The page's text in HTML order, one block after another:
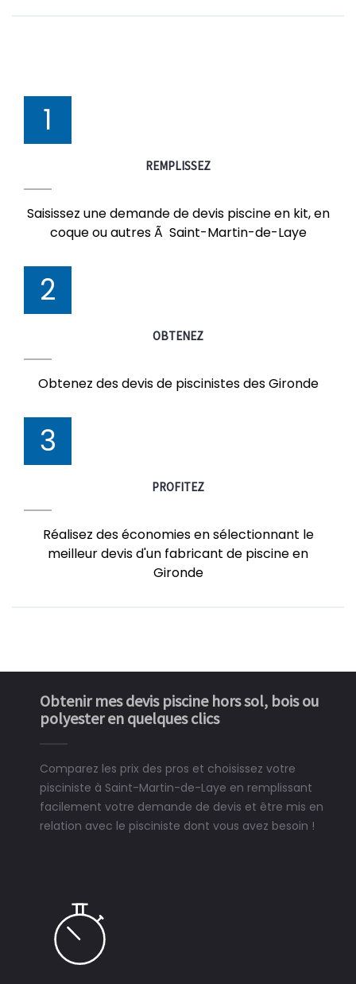
1
REMPLISSEZ
Saisissez une demande de devis piscine en kit, en
coque ou autres Ã Saint-Martin-de-Laye
2
OBTENEZ
Obtenez des devis de piscinistes des Gironde
3
PROFITEZ
Réalisez des économies en sélectionnant le
meilleur devis d'un fabricant de piscine en
Gironde
Obtenir mes devis piscine hors sol, bois ou
polyester en quelques clics
Comparez les prix des pros et choisissez votre
pisciniste à Saint-Martin-de-Laye en remplissant
facilement votre demande de devis et être mis en
relation avec le pisciniste dont vous avez besoin !